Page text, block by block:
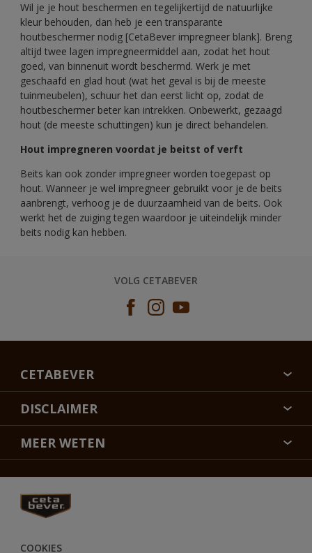
​Wil je je hout beschermen en tegelijkertijd de natuurlijke
kleur behouden, dan heb je een transparante
houtbeschermer nodig [CetaBever impregneer blank]. Breng
altijd twee lagen impregneermiddel aan, zodat het hout
goed, van binnenuit wordt beschermd. Werk je met
geschaafd en glad hout (wat het geval is bij de meeste
tuinmeubelen), schuur het dan eerst licht op, zodat de
houtbeschermer beter kan intrekken. Onbewerkt, gezaagd
hout (de meeste schuttingen) kun je direct behandelen.
Hout impregneren voordat je beitst of verft
Beits kan ook zonder impregneer worden toegepast op
hout. Wanneer je wel impregneer gebruikt voor je de beits
aanbrengt, verhoog je de duurzaamheid van de beits. Ook
werkt het de zuiging tegen waardoor je uiteindelijk minder
beits nodig kan hebben.
VOLG CETABEVER
CETABEVER
OVER CETABEVER
CONTACT
DUURZAAMHEID
RETOUREN
DISCLAIMER
KLEURECHTHEID
MEER WETEN
ALABASTINE
HAMMERITE
COOKIES